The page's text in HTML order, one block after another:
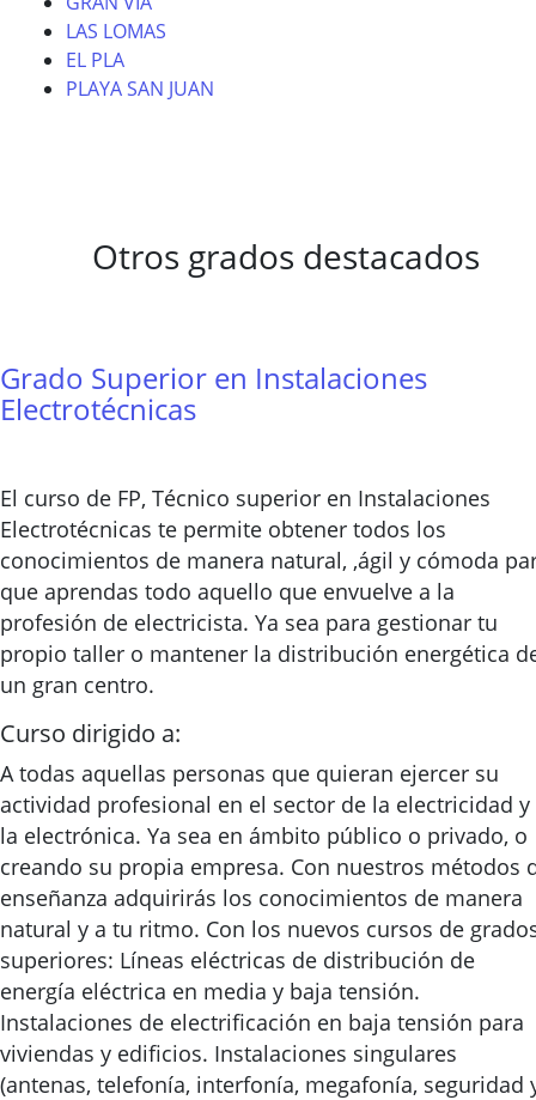
LAS LOMAS
EL PLA
PLAYA SAN JUAN
Otros grados destacados
Grado Superior en Instalaciones
Electrotécnicas
El curso de FP, Técnico superior en Instalaciones
Electrotécnicas te permite obtener todos los
conocimientos de manera natural, ,ágil y cómoda
que aprendas todo aquello que envuelve a la
profesión de electricista. Ya sea para gestionar tu
propio taller o mantener la distribución energética
un gran centro.
Curso dirigido a:
A todas aquellas personas que quieran ejercer su
actividad profesional en el sector de la electricidad y
la electrónica. Ya sea en ámbito público o privado, o
creando su propia empresa. Con nuestros métodos
enseñanza adquirirás los conocimientos de manera
natural y a tu ritmo. Con los nuevos cursos de
superiores: Líneas eléctricas de distribución de
energía eléctrica en media y baja tensión.
Instalaciones de electrificación en baja tensión para
viviendas y edificios. Instalaciones singulares
(antenas, telefonía, interfonía, megafonía, seguridad